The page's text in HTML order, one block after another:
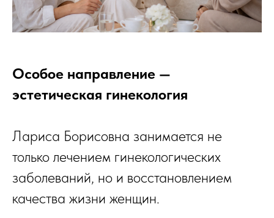
Особое направление —
эстетическая гинекология
Лариса Борисовна занимается не
только лечением гинекологических
заболеваний, но и восстановлением
качества жизни женщин.